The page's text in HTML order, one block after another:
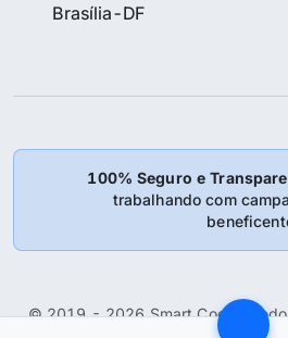
Brasília-DF
100% Seguro e
trabalhando com
© 2019 - 2026 Smart Coder: